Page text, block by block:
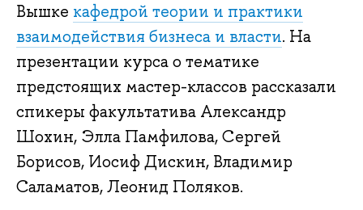
Вышке кафедрой теории и практики
взаимодействия бизнеса и власти. На
презентации курса о тематике
предстоящих мастер-классов рассказали
спикеры факультатива Александр
Шохин, Элла Памфилова, Сергей
Борисов, Иосиф Дискин, Владимир
Саламатов, Леонид Поляков.